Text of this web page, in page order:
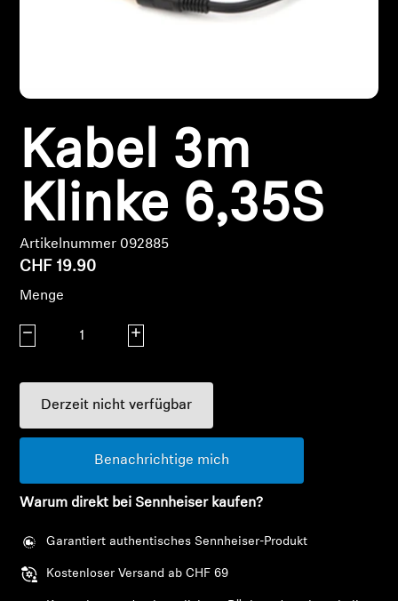
Hearing
TV-Kopfhörer
Hörer-Ressourcen
Original-Hörteile & Zubehör
AMBEO Soundbars und Subs
AMBEO entdecken
AMBEO Ersatzteile & Zubehör
Entdecken
Kabel 3m
Klinke 6,35S
Artikelnummer 092885
CHF 19.90
Menge
Menge verringern Menge erhöhen
Derzeit nicht verfügbar
Benachrichtige mich
Warum direkt bei Sennheiser kaufen?
Garantiert authentisches Sennheiser-Produkt
Kostenloser Versand ab CHF 69